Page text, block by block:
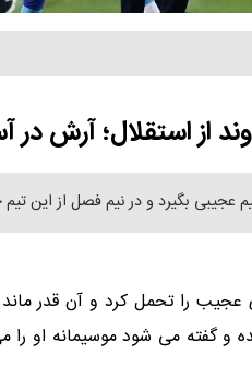
از استقلال؛ آرش
را تحمل کرد و آن قدر
و گفته می شود موسیمانه